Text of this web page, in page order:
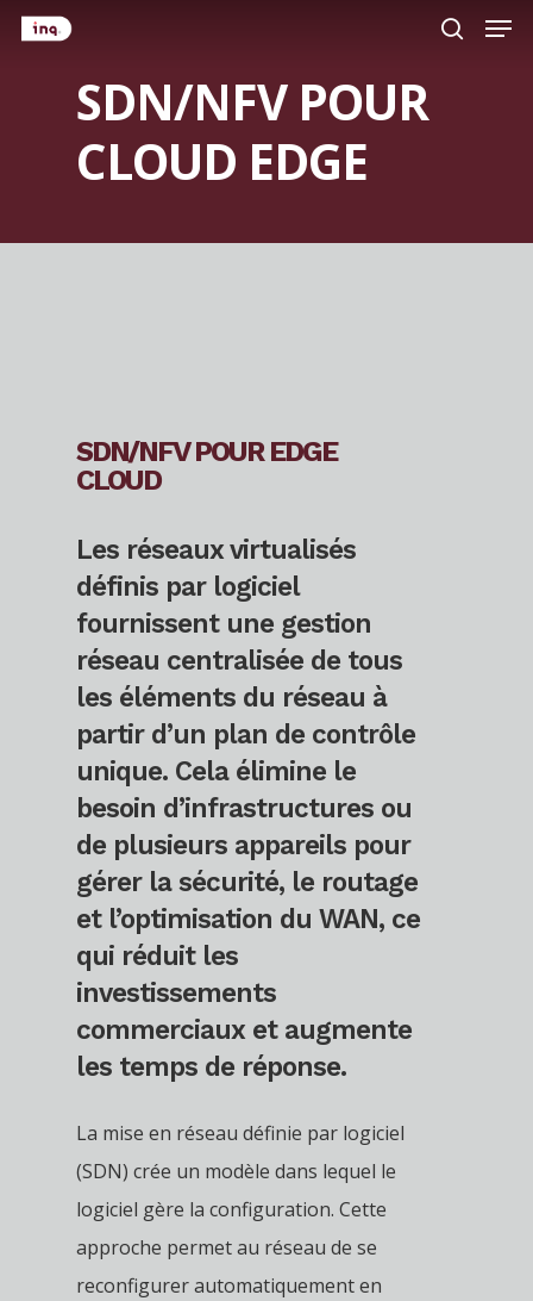
Skip
SDN/NFV POUR
CLOUD EDGE
SDN/NFV POUR EDGE
CLOUD
Les réseaux virtualisés
définis par logiciel
fournissent une gestion
réseau centralisée de tous
les éléments du réseau à
partir d’un plan de contrôle
unique. Cela élimine le
besoin d’infrastructures ou
de plusieurs appareils pour
gérer la sécurité, le routage
et l’optimisation du WAN, ce
qui réduit les
investissements
commerciaux et augmente
les temps de réponse.
La mise en réseau définie par logiciel
(SDN) crée un modèle dans lequel le
logiciel gère la configuration. Cette
approche permet au réseau de se
reconfigurer automatiquement en